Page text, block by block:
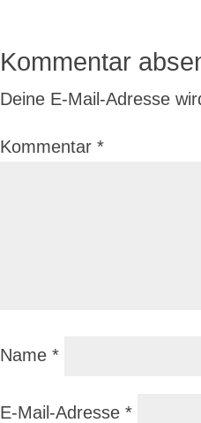
Kommentar
Deine E-Mail-Adresse
Kommentar*
Name*
E-Mail-Adresse*